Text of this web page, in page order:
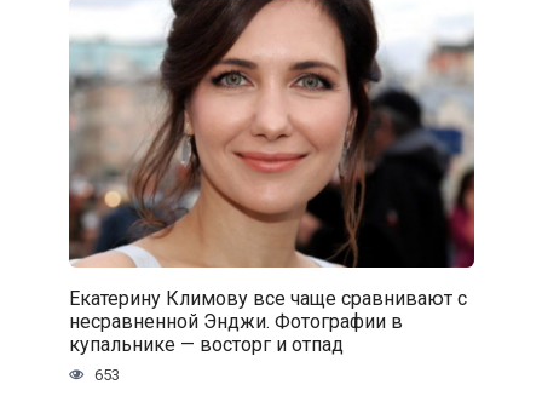
Екатерину Климову все чаще сравнивают с
несравненной Энджи. Фотографии в
купальнике — восторг и отпад
653